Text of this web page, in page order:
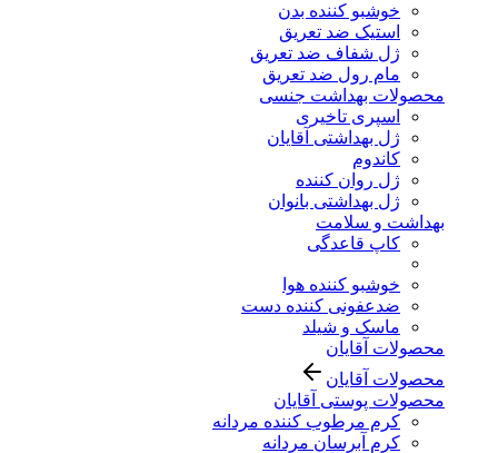
خوشبو کننده بدن
استیک ضد تعریق
ژل شفاف ضد تعریق
مام رول ضد تعریق
محصولات بهداشت جنسی
اسپری تاخیری
ژل بهداشتی آقایان
کاندوم
ژل روان کننده
ژل بهداشتی بانوان
بهداشت و سلامت
کاپ قاعدگی
خوشبو کننده هوا
ضدعفونی کننده دست
ماسک و شیلد
محصولات آقایان
محصولات آقایان
محصولات پوستی آقایان
کرم مرطوب کننده مردانه
کرم آبرسان مردانه